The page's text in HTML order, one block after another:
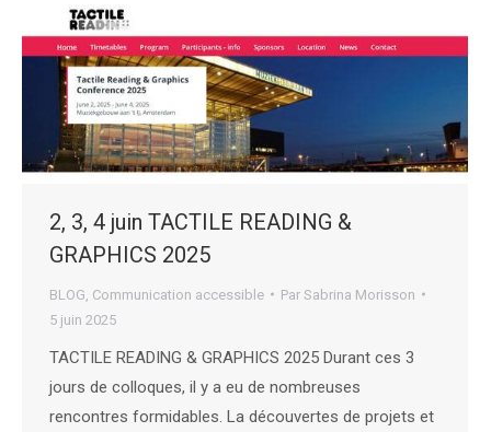
2, 3, 4 juin TACTILE READING &
GRAPHICS 2025
BLOG Communication accessible Par Sabrina Morisson
5 juin 2025
TACTILE READING & GRAPHICS 2025 Durant ces 3
jours de colloques, il y a eu de nombreuses
rencontres formidables. La découvertes de projets et